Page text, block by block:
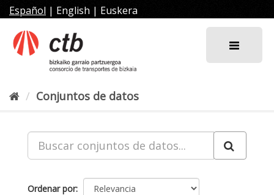
al
contenido
Español | English | Euskera
Conjuntos de datos
Ordenar por